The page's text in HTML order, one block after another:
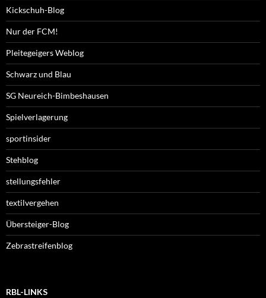
Kickschuh-Blog
Nur der FCM!
Pleitegeigers Weblog
Schwarz und Blau
SG Neureich-Bimbeshausen
Spielverlagerung
sportinsider
Stehblog
stellungsfehler
textilvergehen
Übersteiger-Blog
Zebrastreifenblog
RBL-LINKS